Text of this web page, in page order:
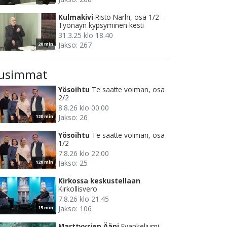
20 min
Kulmakivi Risto Närhi, osa 1/2 -
Työnäyn kypsyminen kesti
31.3.25 klo 18.40
Jakso: 267
120 min
Yösoihtu Te saatte voiman, osa
2/2
8.8.26 klo 00.00
Jakso: 26
120 min
Yösoihtu Te saatte voiman, osa
1/2
7.8.26 klo 22.00
Jakso: 25
15 min
Kirkossa keskustellaan
Kirkollisvero
7.8.26 klo 21.45
Jakso: 106